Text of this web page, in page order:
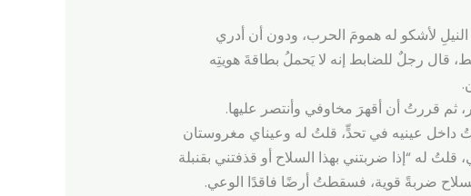
لأشكو له همومَ الحرب، ودون أن أدري
قال رجلٌ للضابط إنه لا يَحملُ بطاقةَ هويتِه
ثم قررتُ أن أقهرَ مخاوفي وأنتصر عليها.
عينيه في تحدٍّ، قلتُ له وعيناي مغروستان
له “إذا ضربتني بهذا السلاح أو قذفتني بقنبلة
ضربةً قوية، فسقطتُ أرضًا فاقدًا الوعي.